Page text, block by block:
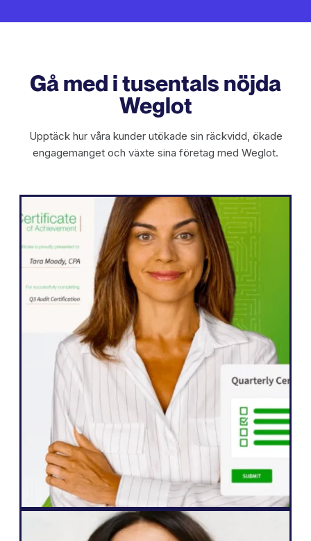
Gå med i tusentals nöjda
Weglot
Upptäck hur våra kunder utökade sin räckvidd, ökade
engagemanget och växte sina företag med Weglot.
WordPress
Weglot gjorde det möjligt för oss att
snabbt expandera vår webbplats till fem
språk. Vi har redan sett betydande
förbättringar i engagemanget från våra
internationella målgrupper, som är mer
angelägna än någonsin att interagera
med vårt innehåll."
John Springli
Senior webbplatsansvarig